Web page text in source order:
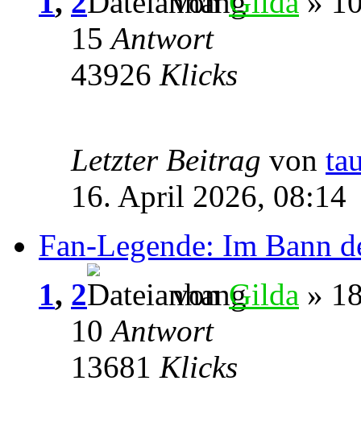
15Antwort
43926 Klicks
Letzter Beitrag von
16. April 2026, 08:14
Fan-Legende: Im Bann
1, 2 vonGilda »
10Antwort
13681 Klicks